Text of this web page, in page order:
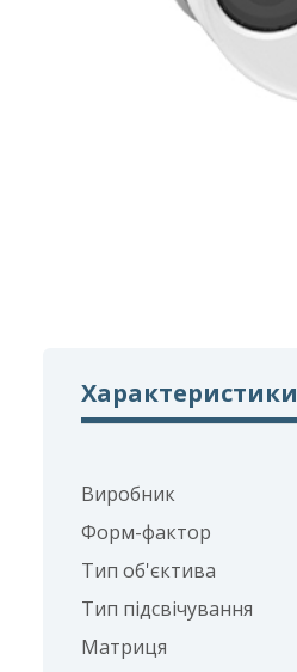
Характеристики
Виробник
Форм-фактор
Тип об'єктива
Тип підсвічування
Матриця